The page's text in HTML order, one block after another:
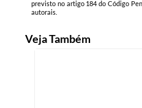
previsto no artigo 184 do Código
autorais
Veja Também